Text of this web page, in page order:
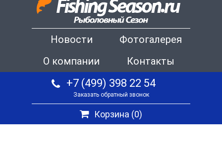
Новости
Фотогалерея
О компании
Контакты
+7 (499) 398 22 54
Заказать обратный звонок
Корзина (0)